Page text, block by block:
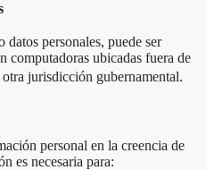
personales, puede ser
computadoras ubicadas fuera de
jurisdicción gubernamental.
personal en la creencia de
es necesaria para: